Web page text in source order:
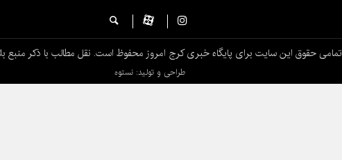
تمامی حقوق این سایت برای پایگاه خبری کرج امروز محفوظ است. نقل مطالب با ذکر منبع
طراحی و تولید: نستوه